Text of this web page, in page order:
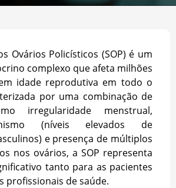
Ovários Policísticos (SOP) é um
complexo que afeta milhões
idade reprodutiva em todo o
por uma combinação de
irregularidade menstrual,
(níveis elevados de
e presença de múltiplos
nos ovários, a SOP representa
tanto para as pacientes
profissionais de saúde.